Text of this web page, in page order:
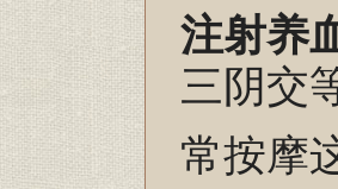
注射养
三阴交
常按摩